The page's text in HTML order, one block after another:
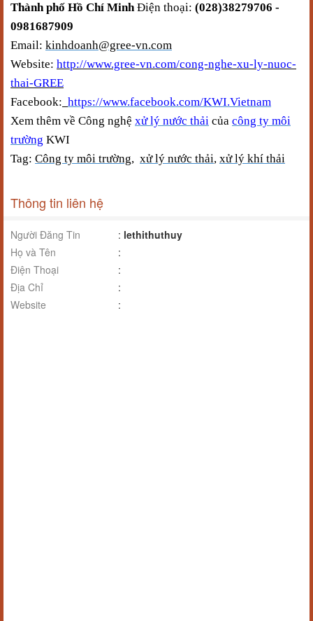
Thành phố Hồ Chí MinhĐiện thoại: (028)38279706 -
0981687909
Email: kinhdoanh@gree-vn.com
Website: http://www.gree-vn.com/cong-nghe-xu-ly-nuoc-
thai-GREE
Facebook: https://www.facebook.com/KWI.Vietnam
Xem thêm về Công nghệ xử lý nước thải của công ty môi
trường KWI
Tag: Công ty môi trường, xử lý nước thải, xử lý khí thải
Thông tin liên hệ
Người Đăng Tin : lethithuthuy
Họ và Tên
:
Điện Thoại
:
Địa Chỉ
:
Website
: